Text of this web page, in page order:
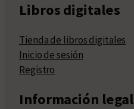
Libros digitales
Tienda de libros digitales
Inicio de sesión
Registro
Información legal